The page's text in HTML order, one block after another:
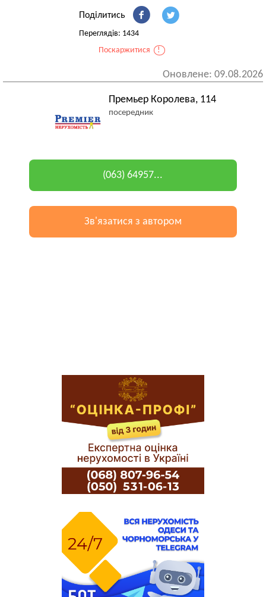
Поділитись
Переглядів: 1434
Поскаржитися
!
Оновлене: 09.08.2026
Премьер Королева, 114
посередник
(063) 64957...
Зв'язатися з автором